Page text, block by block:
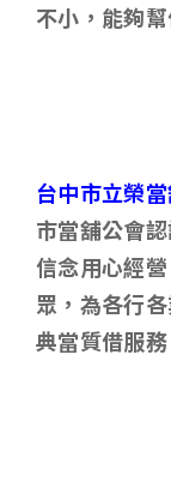
不小，能夠
台中市立榮當
市當舖公會
信念用心經
眾，為各行
典當質借服